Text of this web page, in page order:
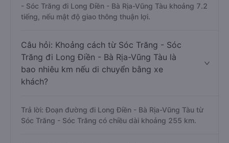
- Sóc Trăng đi Long Điền - Bà Rịa-Vũng Tàu khoảng 7.2
tiếng, nếu mật độ giao thông thuận lợi.
Câu hỏi: Khoảng cách từ Sóc Trăng - Sóc
Trăng đi Long Điền - Bà Rịa-Vũng Tàu là
bao nhiêu km nếu di chuyển bằng xe
khách?
Trả lời: Đoạn đường đi Long Điền - Bà Rịa-Vũng Tàu từ
Sóc Trăng - Sóc Trăng có chiều dài khoảng 255 km.